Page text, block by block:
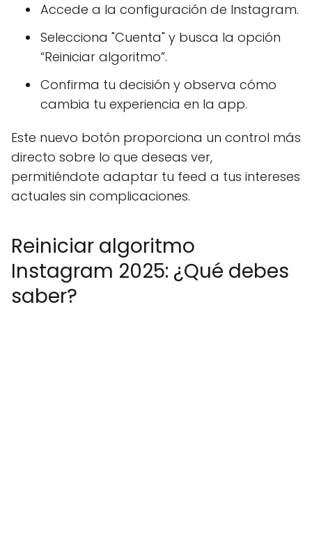
Accede a la configuración de Instagram.
Selecciona "Cuenta" y busca la opción
“Reiniciar algoritmo”.
Confirma tu decisión y observa cómo
cambia tu experiencia en la app.
Este nuevo botón proporciona un control más
directo sobre lo que deseas ver,
permitiéndote adaptar tu feed a tus intereses
actuales sin complicaciones.
Reiniciar algoritmo
Instagram 2025: ¿Qué debes
saber?